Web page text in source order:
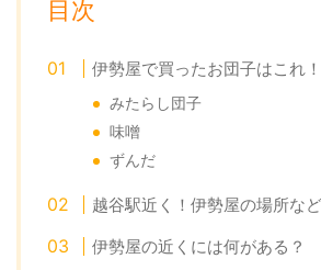
目次
伊勢屋で買ったお団子はこれ！
みたらし団子
味噌
ずんだ
越谷駅近く！伊勢屋の場所な
伊勢屋の近くには何がある？